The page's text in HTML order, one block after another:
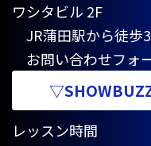
ワシタビル 2F
JR蒲田駅から徒歩
お問い合わせフォ
レッスン時間